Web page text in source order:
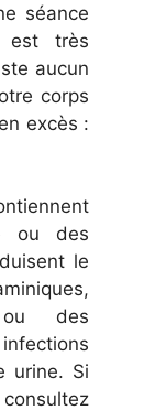
séance
est très
aucun
corps
excès :
ou des
le
ou des
urine. Si